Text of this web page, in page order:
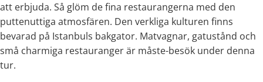
att erbjuda. Så glöm de fina restaurangerna med den
puttenuttiga atmosfären. Den verkliga kulturen finns
bevarad på Istanbuls bakgator. Matvagnar, gatustånd och
små charmiga restauranger är måste-besök under denna
tur.